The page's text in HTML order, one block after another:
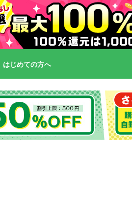
はじめての方へ